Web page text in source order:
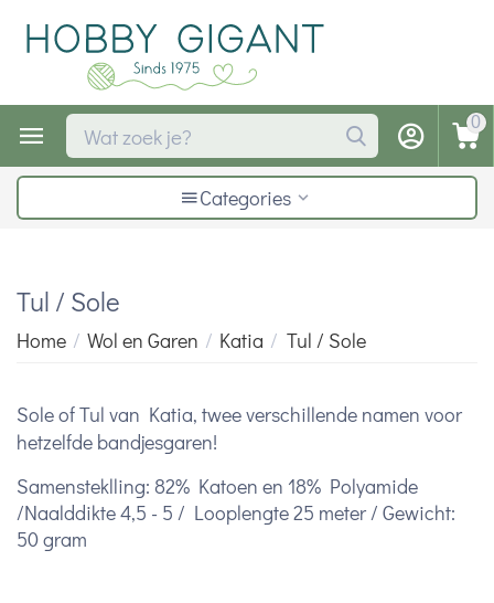
0
Categories
Tul / Sole
Home / Wol en Garen / Katia / Tul / Sole
Sole of Tul van Katia, twee verschillende namen voor
hetzelfde bandjesgaren!
Samensteklling: 82% Katoen en 18% Polyamide
/Naalddikte 4,5 - 5 / Looplengte 25 meter / Gewicht:
50 gram